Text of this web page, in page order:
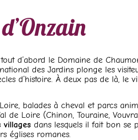
d’abord le Domaine de
des Jardins plonge les
d’histoire. À deux pas de là, le
balades à cheval et parcs
de Loire (Chinon, Touraine,
villages dans lesquels il fait bon se
églises romanes.